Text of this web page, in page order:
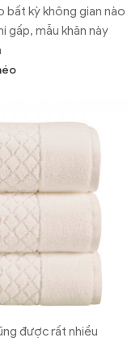
bất kỳ không gian nào
gấp, mẫu khăn này
được rất nhiều